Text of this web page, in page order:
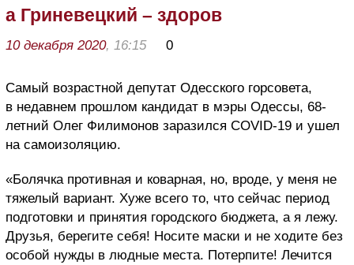
а Гриневецкий – здоров
10 декабря 2020, 16:15 0
Самый возрастной депутат Одесского горсовета,
в недавнем прошлом кандидат в мэры Одессы, 68-
летний Олег Филимонов заразился COVID-19 и ушел
на самоизоляцию.
«Болячка противная и коварная, но, вроде, у меня не
тяжелый вариант. Хуже всего то, что сейчас период
подготовки и принятия городского бюджета, а я лежу.
Друзья, берегите себя! Носите маски и не ходите без
особой нужды в людные места. Потерпите! Лечится